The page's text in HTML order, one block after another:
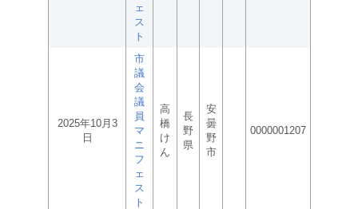
ェ
ス
ト
2025年10月3
日
市
議
会
議
員
マ
ニ
フ
ェ
ス
ト
高
橋
け
ん
長
野
県
安
曇
野
市
0000001207